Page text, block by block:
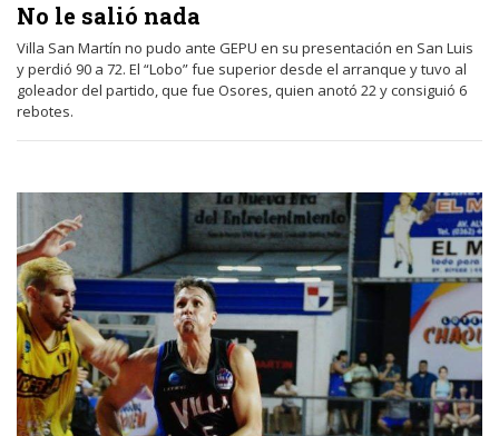
No le salió nada
Villa San Martín no pudo ante GEPU en su presentación en San Luis
y perdió 90 a 72. El “Lobo” fue superior desde el arranque y tuvo al
goleador del partido, que fue Osores, quien anotó 22 y consiguió 6
rebotes.